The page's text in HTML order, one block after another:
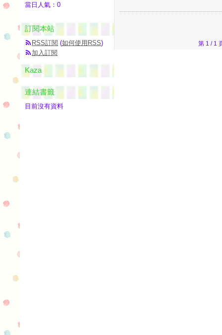
第 1 /
當日人氣： 0
訂閱本站
RSS訂閱 (如何使用RSS)
加入訂閱
Kaza
連結書籤
目前沒有資料